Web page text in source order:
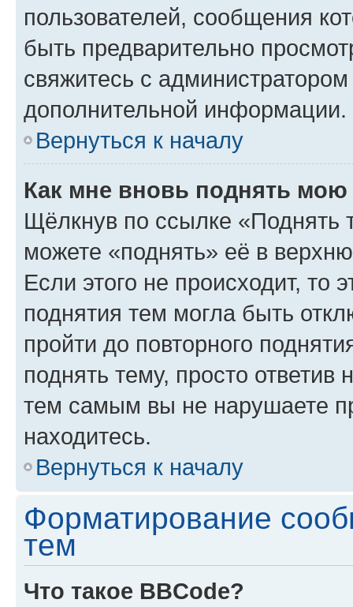
пользователей, сообщения
быть предварительно
свяжитесь с
дополнительной информации.
Вернуться к началу
Как мне вновь поднять мою
Щёлкнув по ссылке «Поднять
можете «поднять» её в
Если этого не происходит, то
поднятия тем могла быть
пройти до повторного
поднять тему, просто ответив
тем самым вы не нарушаете
находитесь.
Вернуться к началу
Форматирование
тем
Что такое BBCode?